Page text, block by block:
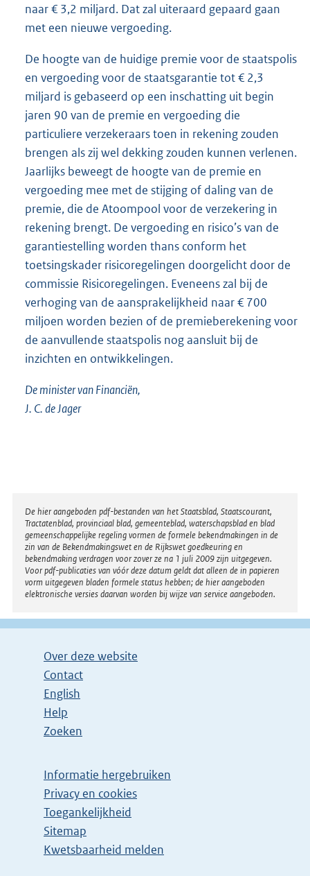
naar € 3,2 miljard. Dat zal uiteraard gepaard gaan
met een nieuwe vergoeding.
De hoogte van de huidige premie voor de staatspolis
en vergoeding voor de staatsgarantie tot € 2,3
miljard is gebaseerd op een inschatting uit begin
jaren 90 van de premie en vergoeding die
particuliere verzekeraars toen in rekening zouden
brengen als zij wel dekking zouden kunnen verlenen.
Jaarlijks beweegt de hoogte van de premie en
vergoeding mee met de stijging of daling van de
premie, die de Atoompool voor de verzekering in
rekening brengt. De vergoeding en risico’s van de
garantiestelling worden thans conform het
toetsingskader risicoregelingen doorgelicht door de
commissie Risicoregelingen. Eveneens zal bij de
verhoging van de aansprakelijkheid naar € 700
miljoen worden bezien of de premieberekening voor
de aanvullende staatspolis nog aansluit bij de
inzichten en ontwikkelingen.
De minister van Financiën,
J. C. de Jager
Disclaimer
De hier aangeboden pdf-bestanden van het Staatsblad, Staatscourant,
Tractatenblad, provinciaal blad, gemeenteblad, waterschapsblad en blad
gemeenschappelijke regeling vormen de formele bekendmakingen in de
zin van de Bekendmakingswet en de Rijkswet goedkeuring en
bekendmaking verdragen voor zover ze na 1 juli 2009 zijn uitgegeven.
Voor pdf-publicaties van vóór deze datum geldt dat alleen de in papieren
vorm uitgegeven bladen formele status hebben; de hier aangeboden
elektronische versies daarvan worden bij wijze van service aangeboden.
Over deze website
Contact
English
Help
Zoeken
Informatie hergebruiken
Privacy en cookies
Toegankelijkheid
Sitemap
Kwetsbaarheid melden